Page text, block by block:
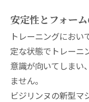
安定性とフォー
トレーニングにおい
定な状態でトレーニ
意識が向いてしまい
ません。
ビジリンヌの新型マ